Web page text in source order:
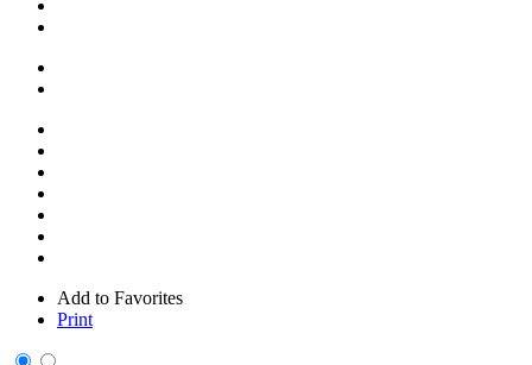
Add to Favorites
Print